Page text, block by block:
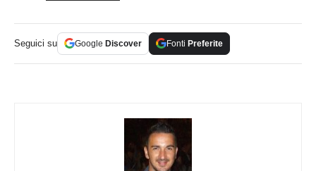
Seguici su Google Discover Fonti Preferite